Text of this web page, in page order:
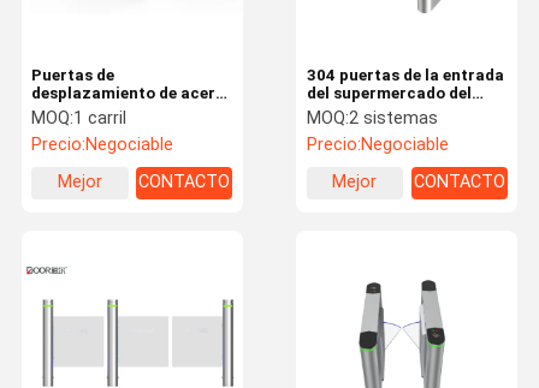
304 puertas de la entrada
del supermercado del
acero inoxidable con el
motor sin cepillo de DC
MOQ:2 sistemas
Precio:Negociable
Mejor
CONTACTO
Puertas de
desplazamiento de acero
inoxidables del peatón de
la puerta de la alameda
del supermercado de la
altura de la Anti-subida
1400m m
MOQ:1 carril
Precio:Negociable
Mejor
CONTACTO